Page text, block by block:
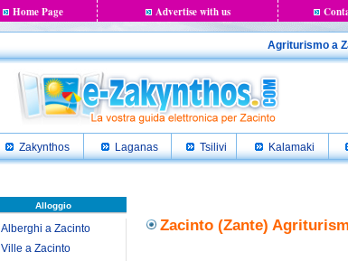
Home Page Advertise with us
Agriturismo a
Zakynthos Laganas Tsilivi Kalamaki
Alloggio
Alberghi a Zacinto
Ville a Zacinto
Zacinto (Zante)